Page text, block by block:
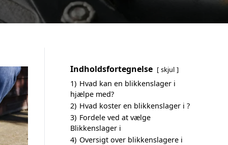
Indholdsfortegnelse skjul
1) Hvad kan en blikkenslager i
hjælpe med?
2) Hvad koster en blikkenslager i ?
3) Fordele ved at vælge
Blikkenslager i
4) Oversigt over blikkenslagere i